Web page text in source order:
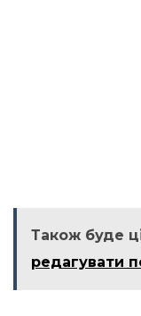
Також буде
редагувати